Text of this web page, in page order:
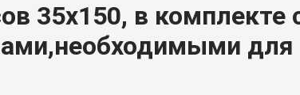
35х150, в